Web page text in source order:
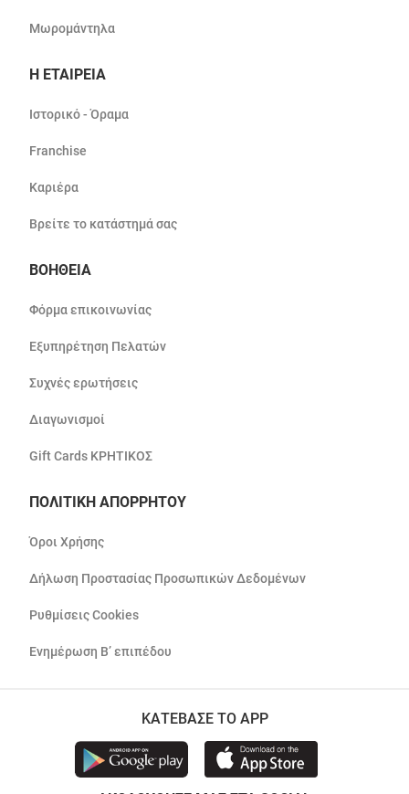
Μωρομάντηλα
Η ΕΤΑΙΡΕΙΑ
Ιστορικό - Όραμα
Franchise
Καριέρα
Βρείτε το κατάστημά σας
ΒΟΗΘΕΙΑ
Φόρμα επικοινωνίας
Εξυπηρέτηση Πελατών
Συχνές ερωτήσεις
Διαγωνισμοί
Gift Cards ΚΡΗΤΙΚΟΣ
ΠΟΛΙΤΙΚΗ ΑΠΟΡΡΗΤΟΥ
Όροι Χρήσης
Δήλωση Προστασίας Προσωπικών Δεδομένων
Ρυθμίσεις Cookies
Ενημέρωση Β’ επιπέδου
ΚΑΤΕΒΑΣΕ ΤΟ APP